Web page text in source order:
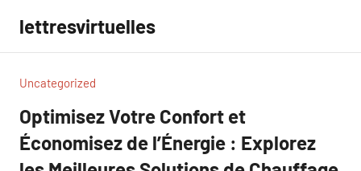
contenu
lettresvirtuelles
Uncategorized
Optimisez Votre Confort et
Économisez de l’Énergie : Explorez